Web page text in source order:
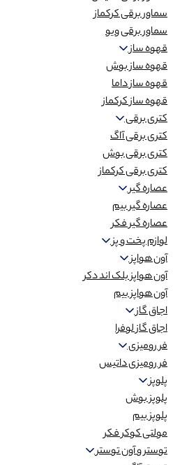
سماور برقی کرکماز
سماور برقی ویو
قهوه ساز
قهوه ساز بوش
قهوه ساز داما
قهوه ساز کرکماز
کتری برقی
کتری برقی آاگ
کتری برقی بوش
کتری برقی کرکماز
عصاره گیر
عصاره گیر بیم
عصاره گیر فکر
لوازم پخت و پز
آون هواپز
آون هواپز بلک اند دکر
آون هواپز بیم
اجاق گاز
اجاق گاز لوفرا
فر رومیزی
فر رومیزی داتیس
پلوپز
پلوپز بوش
پلوپز بیم
مولتی کوکر فکر
توستر و آون توستر